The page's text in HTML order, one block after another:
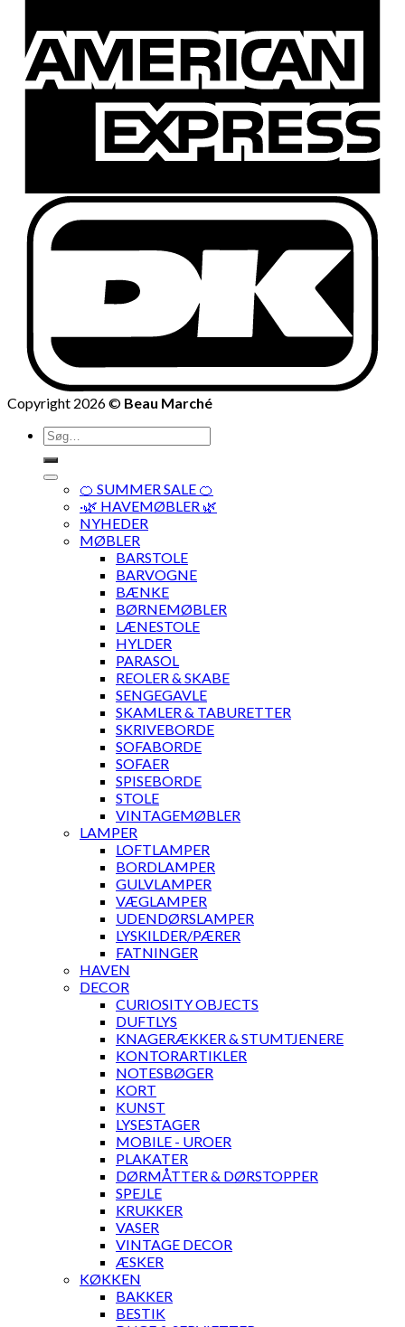
Copyright 2026 © Beau Marché
Søg
efter:
🍊 SUMMER SALE 🍊
·🌿 HAVEMØBLER 🌿
NYHEDER
MØBLER
BARSTOLE
BARVOGNE
BÆNKE
BØRNEMØBLER
LÆNESTOLE
HYLDER
PARASOL
REOLER & SKABE
SENGEGAVLE
SKAMLER & TABURETTER
SKRIVEBORDE
SOFABORDE
SOFAER
SPISEBORDE
STOLE
VINTAGEMØBLER
LAMPER
LOFTLAMPER
BORDLAMPER
GULVLAMPER
VÆGLAMPER
UDENDØRSLAMPER
LYSKILDER/PÆRER
FATNINGER
HAVEN
DECOR
CURIOSITY OBJECTS
DUFTLYS
KNAGERÆKKER & STUMTJENERE
KONTORARTIKLER
NOTESBØGER
KORT
KUNST
LYSESTAGER
MOBILE - UROER
PLAKATER
DØRMÅTTER & DØRSTOPPER
SPEJLE
KRUKKER
VASER
VINTAGE DECOR
ÆSKER
KØKKEN
BAKKER
BESTIK